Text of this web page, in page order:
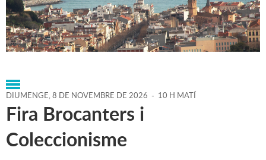
Portada > Agenda > 08-11-
2026 > Marcs > Culturals > 2026 > Fires
DIUMENGE,8 DE NOVEMBRE DE 2026 - 10 H MATÍ
Fira Brocanters i
Coleccionisme